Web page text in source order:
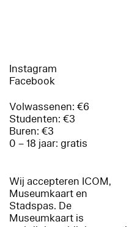
Instagram
Facebook
Volwassenen: €6
Studenten: €3
Buren: €3
0 – 18 jaar: gratis
Wij accepteren ICOM,
Museumkaart en
Stadspas. De
Museumkaart is